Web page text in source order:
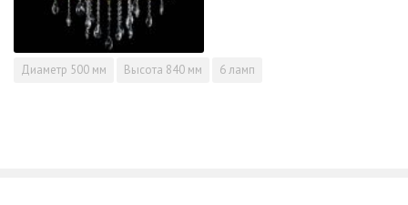
Диаметр 500 мм Высота 840 мм 6 ламп